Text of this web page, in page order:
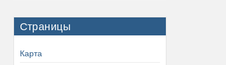
Страницы
Карта